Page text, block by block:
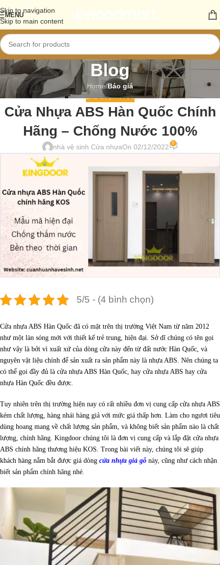
Skip to navigation
Skip to main content
MENU
Blog
Home/Báo giá
BÁO GIÁ,TIN TỨC
Cửa Nhựa ABS Hàn Quốc Chính
Hãng – Chống Nước 100%
nhà vệ sinh Cửa nhựaOn 02/12/2022 0
5/5 - (4 bình chọn)
Cửa nhựa ABS Hàn Quốc đã có mặt trên thị trường Việt Nam từ năm 2012
như một làn sóng mới với thiết kế trẻ trung, hiện đại. Sở dĩ chúng có tên gọi
như vậy là bởi vì xuất xứ của dòng cửa này đến từ đất nước Hàn Quốc, và
nguyên vật liệu chính để sản xuất ra sản phẩm này là nhựa ABS. Nên chúng ta
có thể gọi đầy đủ là cửa nhựa ABS Hàn Quốc, hay cửa nhựa ABS hay cửa
nhựa Hàn Quốc đều được.
Tuy nhiên trên thị trường hiện nay có rất nhiều đơn vị cung cấp cửa nhựa ABS
kém chất lượng, hàng nhái hàng giả với mức giá thấp hơn. Làm cho ngươi tiêu
dùng hoang mang về chất lượng sản phẩm, và không biết sản phẩm nào là chất
lượng, chính hãng. Kingdoor chúng tôi là đơn vị cung cấp và lắp đặt cửa nhựa
ABS chính hãng thương hiệu KOS. Trong bài viết này, chúng tôi sẽ giúp
khách hàng nắm bắt được giá dòng cửa nhựa giả gỗ này, cũng như cách nhận
biết sản phẩm chính hãng nhé.